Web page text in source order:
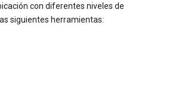
con diferentes niveles de
siguientes herramientas: